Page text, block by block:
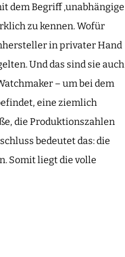
dem Begriff ‚unabhängige
zu kennen. Wofür
in privater Hand
Und das sind sie auch
– um bei dem
eine ziemlich
die Produktionszahlen
bedeutet das: die
Somit liegt die volle